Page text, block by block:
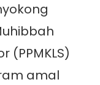
(PPMKLS)
amal